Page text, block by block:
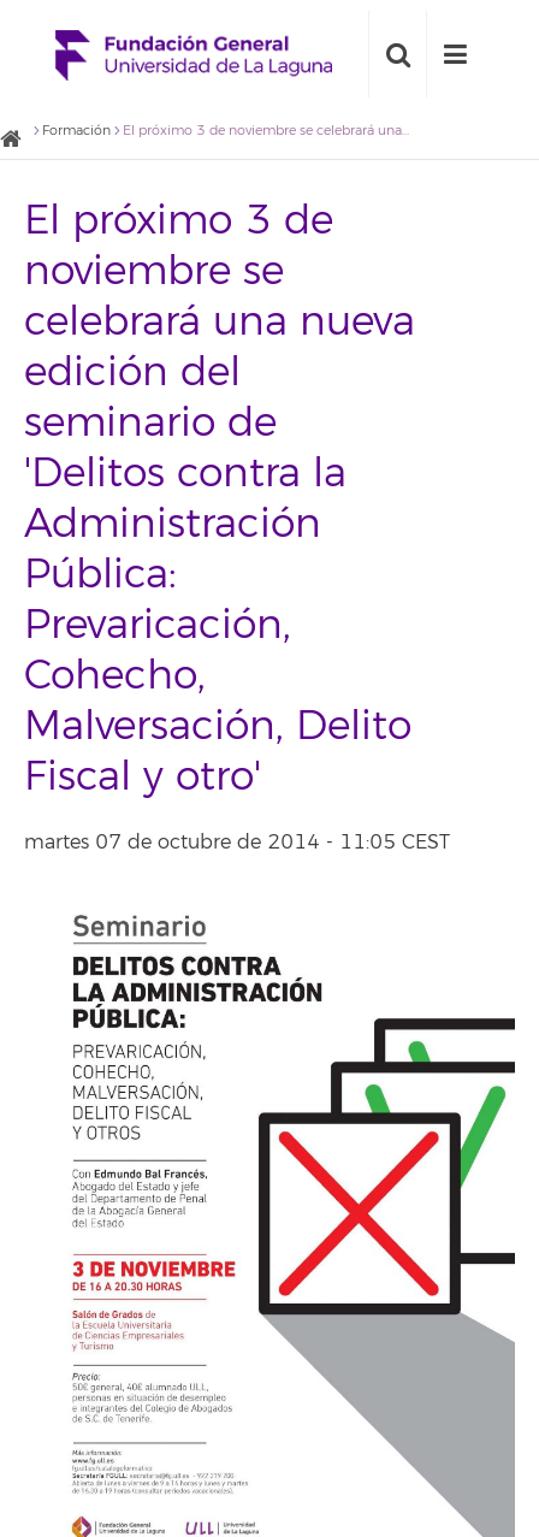
Formación El próximo 3 de noviembre se celebrará una nueva edición del seminario de 'Delitos contra la Administración Pública: Prevaricación, Cohecho, Malversación, Delito Fiscal y otro'
El próximo 3 de
noviembre se
celebrará una nueva
edición del
seminario de
'Delitos contra la
Administración
Pública:
Prevaricación,
Cohecho,
Malversación, Delito
Fiscal y otro'
martes 07 de octubre de 2014 - 11:05 CEST